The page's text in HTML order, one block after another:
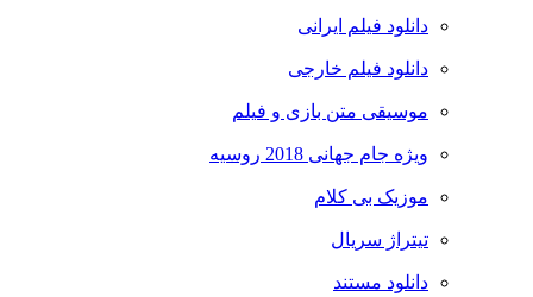
دانلود فیلم ایرانی
دانلود فیلم خارجی
موسیقی متن بازی و فیلم
ویژه جام جهانی 2018 روسیه
موزیک بی کلام
تیتراژ سریال
دانلود مستند